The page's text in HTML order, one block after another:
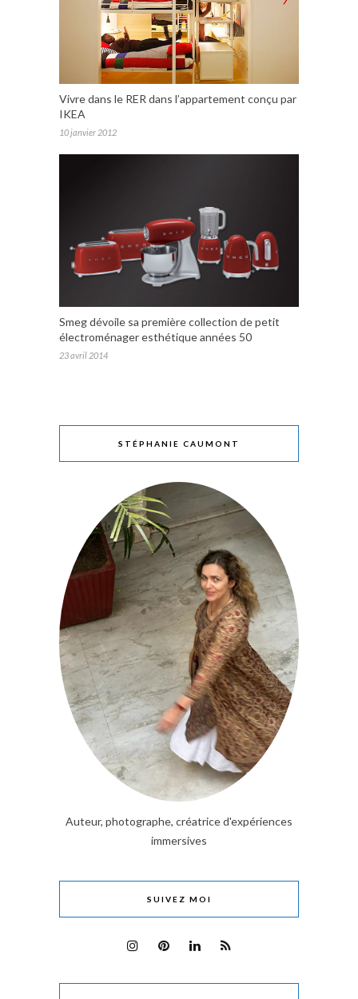
Vivre dans le RER dans l’appartement conçu par
IKEA
10 janvier 2012
Smeg dévoile sa première collection de petit
électroménager esthétique années 50
23 avril 2014
STÉPHANIE CAUMONT
Auteur, photographe, créatrice d'expériences
immersives
SUIVEZ MOI